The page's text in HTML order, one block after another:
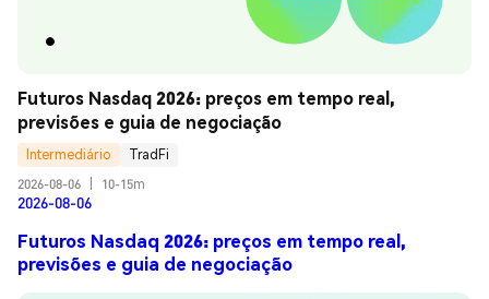
Futuros Nasdaq 2026: preços em tempo real,
previsões e guia de negociação
Intermediário
TradFi
2026-08-06
10-15m
2026-08-06
Futuros Nasdaq 2026: preços em tempo real,
previsões e guia de negociação